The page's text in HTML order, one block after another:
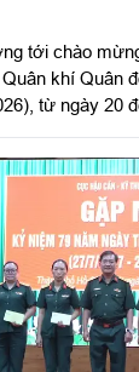
tới chào
khí Quân
từ ngày 20